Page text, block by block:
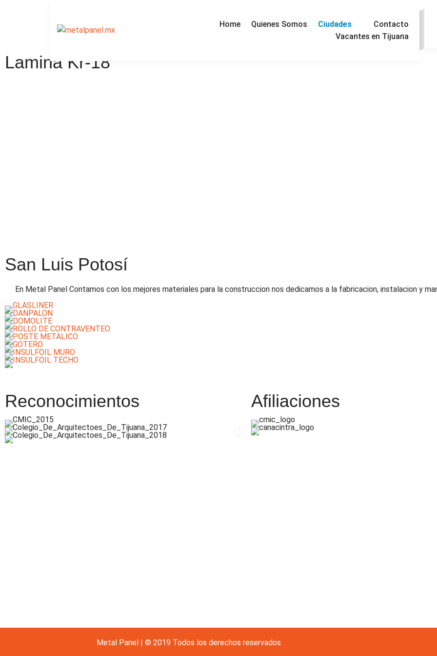
Home Quienes Somos
Contacto
Vacantes en Tijuana
Lamina Kr-18
San Luis Potosí
En Metal Panel Contamos con los mejores materiales para la construccion nos dedicamos a la fabricacion, instalacion y
Reconocimientos Afiliaciones
Metal Panel | © 2019 Todos los derechos reservados